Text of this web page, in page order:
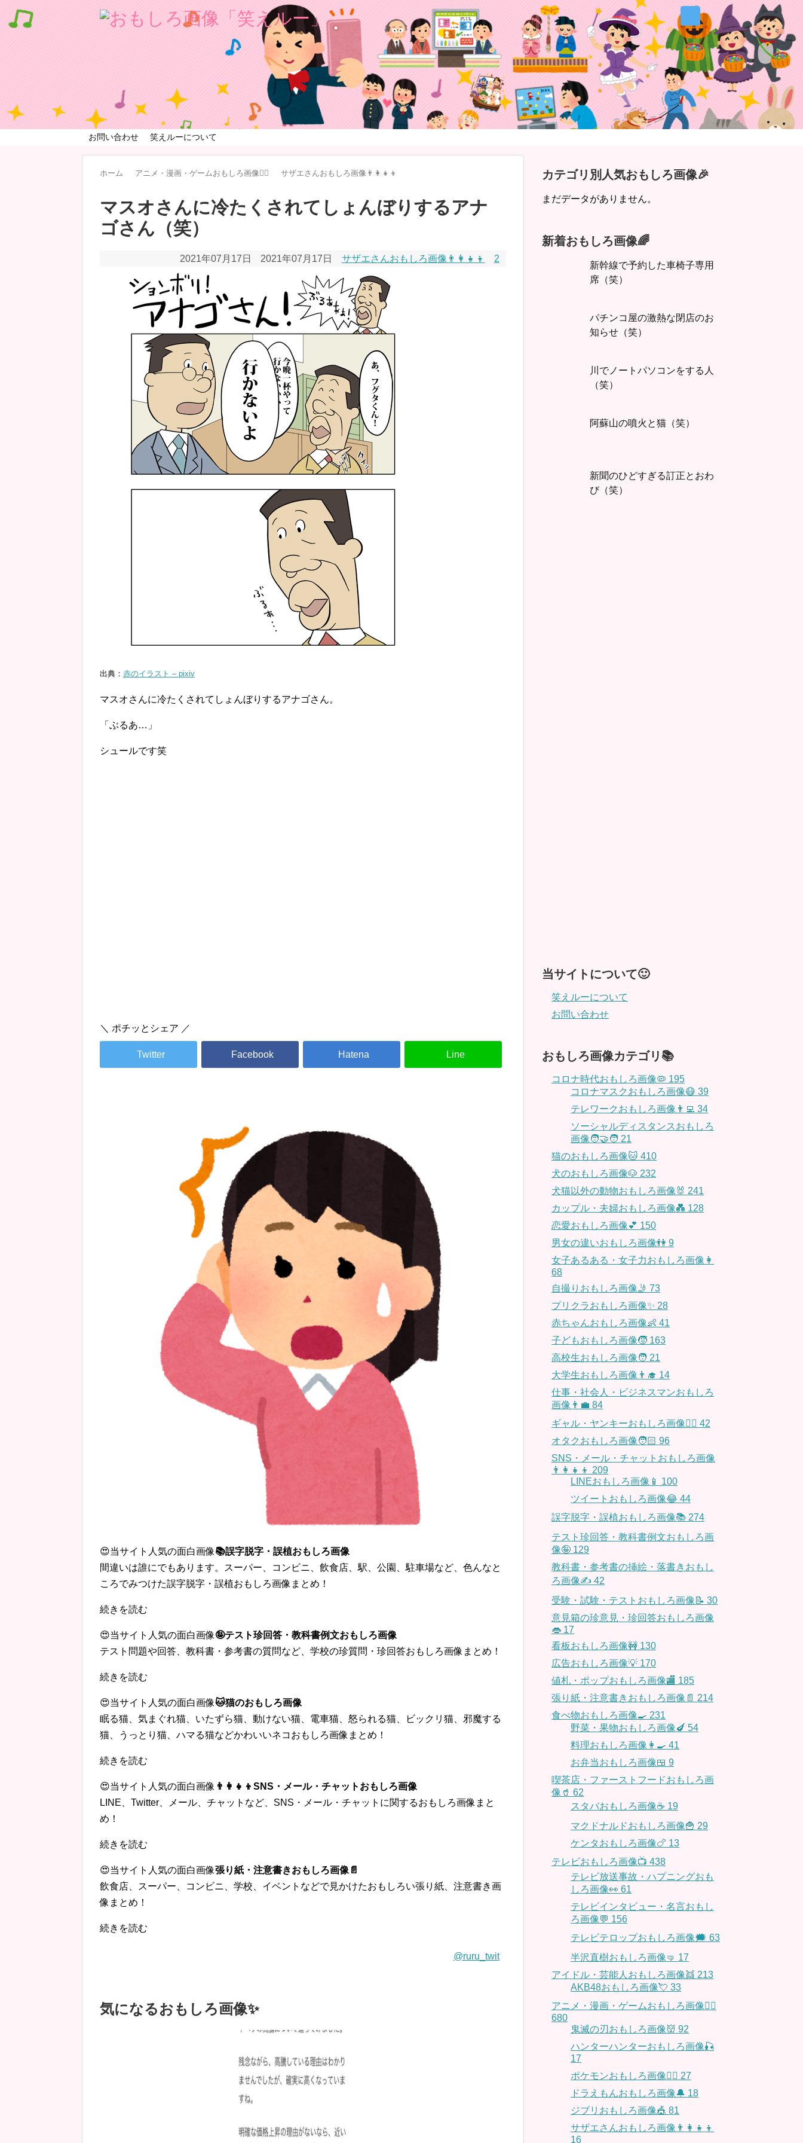
お問い合わせ 笑えルーについて
ホーム アニメ・漫画・ゲームおもしろ画像🧚‍♀️ サザエさんおもしろ画像👨‍👩‍👧‍👦
マスオさんに冷たくされてしょんぼりするアナ
ゴさん（笑）
2021年07月17日 2021年07月17日 サザエさんおもしろ画像👨‍👩‍👧‍👦 2
出典： 赤のイラスト – pixiv
マスオさんに冷たくされてしょんぼりするアナゴさん。
「ぶるあ…」
シュールです笑
＼ ポチッとシェア ／
😍当サイト人気の面白画像📚誤字脱字・誤植おもしろ画像
間違いは誰にでもあります。スーパー、コンビニ、飲食店、駅、公園、駐車場など、色んなと
ころでみつけた誤字脱字・誤植おもしろ画像まとめ！
続きを読む
😍当サイト人気の面白画像🤪テスト珍回答・教科書例文おもしろ画像
テスト問題や回答、教科書・参考書の質問など、学校の珍質問・珍回答おもしろ画像まとめ！
続きを読む
😍当サイト人気の面白画像🐱猫のおもしろ画像
眠る猫、気まぐれ猫、いたずら猫、動けない猫、電車猫、怒られる猫、ビックリ猫、邪魔する
猫、うっとり猫、ハマる猫などかわいいネコおもしろ画像まとめ！
続きを読む
😍当サイト人気の面白画像 👨‍👩‍👧‍👦SNS・メール・チャットおもしろ画像
LINE、Twitter、メール、チャットなど、SNS・メール・チャットに関するおもしろ画像まと
め！
続きを読む
😍当サイト人気の面白画像張り紙・注意書きおもしろ画像📄
飲食店、スーパー、コンビニ、学校、イベントなどで見かけたおもしろい張り紙、注意書き画
像まとめ！
続きを読む
@ruru_twit
気になるおもしろ画像✨
カテゴリ別人気おもしろ画像🎉
まだデータがありません。
新着おもしろ画像🌈
新幹線で予約した車椅子専用
席（笑）
パチンコ屋の激熱な閉店のお
知らせ（笑）
川でノートパソコンをする人
（笑）
阿蘇山の噴火と猫（笑）
新聞のひどすぎる訂正とおわ
び（笑）
当サイトについて🙂
笑えルーについて
お問い合わせ
おもしろ画像カテゴリ📚
コロナ時代おもしろ画像🦠 195
コロナマスクおもしろ画像😷 39
テレワークおもしろ画像👨‍💻 34
ソーシャルディスタンスおもしろ
画像🧑‍🤝‍🧑 21
猫のおもしろ画像🐱 410
犬のおもしろ画像🐶 232
犬猫以外の動物おもしろ画像🐰 241
カップル・夫婦おもしろ画像💑 128
恋愛おもしろ画像💕 150
男女の違いおもしろ画像👫 9
女子あるある・女子力おもしろ画像👩
68
自撮りおもしろ画像🤳 73
プリクラおもしろ画像✨ 28
赤ちゃんおもしろ画像👶 41
子どもおもしろ画像🧒 163
高校生おもしろ画像🧑 21
大学生おもしろ画像👨‍🎓 14
仕事・社会人・ビジネスマンおもしろ
画像👨‍💼 84
ギャル・ヤンキーおもしろ画像👱‍♀️ 42
オタクおもしろ画像🧑🏻 96
SNS・メール・チャットおもしろ画像
👨‍👩‍👧‍👦 209
LINEおもしろ画像📱 100
ツイートおもしろ画像😂 44
誤字脱字・誤植おもしろ画像📚 274
テスト珍回答・教科書例文おもしろ画
像🤪 129
教科書・参考書の挿絵・落書きおもし
ろ画像✍️ 42
受験・試験・テストおもしろ画像📝 30
意見箱の珍意見・珍回答おもしろ画像
👄 17
看板おもしろ画像🚧 130
広告おもしろ画像💡 170
値札・ポップおもしろ画像🏬 185
張り紙・注意書きおもしろ画像📄 214
食べ物おもしろ画像🍳 231
野菜・果物おもしろ画像🍆 54
料理おもしろ画像👩‍🍳 41
お弁当おもしろ画像🍱 9
喫茶店・ファーストフードおもしろ画
像🥤 62
スタバおもしろ画像☕️ 19
マクドナルドおもしろ画像🍟 29
ケンタおもしろ画像🍗 13
テレビおもしろ画像📺 438
テレビ放送事故・ハプニングおも
しろ画像👀 61
テレビインタビュー・名言おもし
ろ画像💬 156
テレビテロップおもしろ画像🗯 63
半沢直樹おもしろ画像🤜 17
アイドル・芸能人おもしろ画像👯 213
AKB48おもしろ画像💘 33
アニメ・漫画・ゲームおもしろ画像🧚‍♀️
680
鬼滅の刃おもしろ画像👹 92
ハンターハンターおもしろ画像🎣
17
ポケモンおもしろ画像🤹‍♂️ 27
ドラえもんおもしろ画像🔔 18
ジブリおもしろ画像🎪 81
サザエさんおもしろ画像👨‍👩‍👧‍👦
16